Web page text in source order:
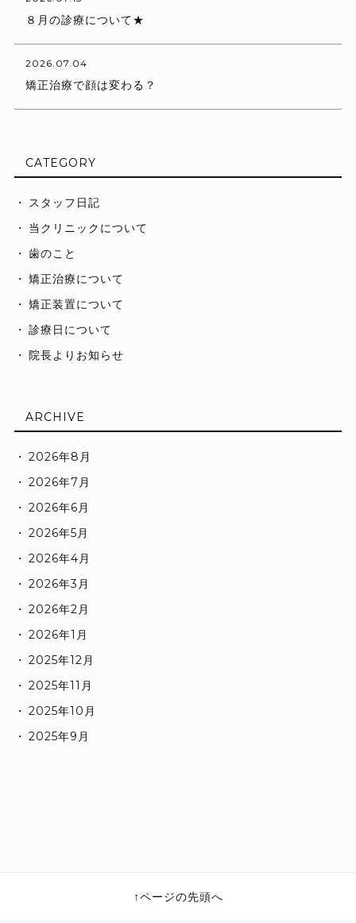
８月の診療について★
2026.07.04
矯正治療で顔は変わる？
CATEGORY
スタッフ日記
当クリニックについて
歯のこと
矯正治療について
矯正装置について
診療日について
院長よりお知らせ
ARCHIVE
2026年8月
2026年7月
2026年6月
2026年5月
2026年4月
2026年3月
2026年2月
2026年1月
2025年12月
2025年11月
2025年10月
2025年9月
ページの先頭へ